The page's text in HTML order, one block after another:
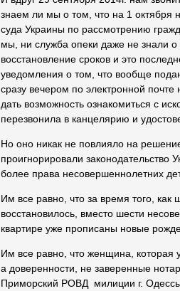
знаем ли мы о том, что на 1 октября
суда Украины по рассмотрению
мы, ни служба опеки даже не знали
восстановление сроков и это
уведомления о том, что вообще
сразу вечером по электронной
дать возможность ознакомиться с
перезвонила в канцелярию и
Но оно никак не повлияло на
проигнорировали законодательство
более права несовершеннолетних
Им все равно, что за время того,
восстановилось, вместо шести
квартире уже прописаны новые
Им все равно, что женщина, которая
а доверенности, не заверенные
Приморский РОВД милиции г. Одессы